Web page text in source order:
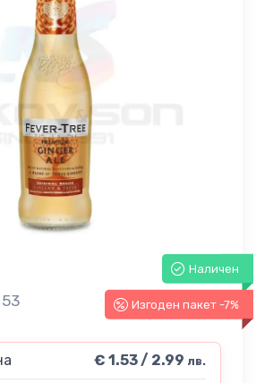
Наличен
Изгоден пакет -7%
53
€ 1.53 / 2.99 лв.